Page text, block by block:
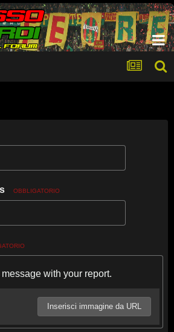
OBBLIGATORIO
with your report.
Inserisci immagine da URL